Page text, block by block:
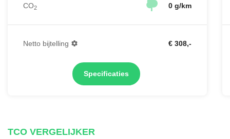
CO2 0 g/km
Netto bijtelling € 308,-
Specificaties
TCO VERGELIJKER